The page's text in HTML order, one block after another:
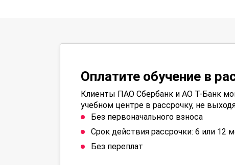
Оплатите обучение в
Клиенты ПАО Сбербанк и АО Т-Банк
учебном центре в рассрочку, не
Без первоначального взноса
Срок действия рассрочки: 6 или 12
Без переплат